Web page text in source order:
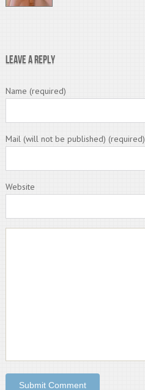
Leave a Reply
Name (required)
Mail (will not be published) (required)
Website